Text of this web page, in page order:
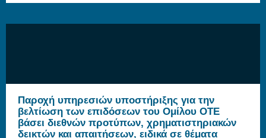
Παροχή υπηρεσιών υποστήριξης για την
βελτίωση των επιδόσεων του Ομίλου ΟΤΕ
βάσει διεθνών προτύπων, χρηματιστηριακών
δεικτών και απαιτήσεων, ειδικά σε θέματα